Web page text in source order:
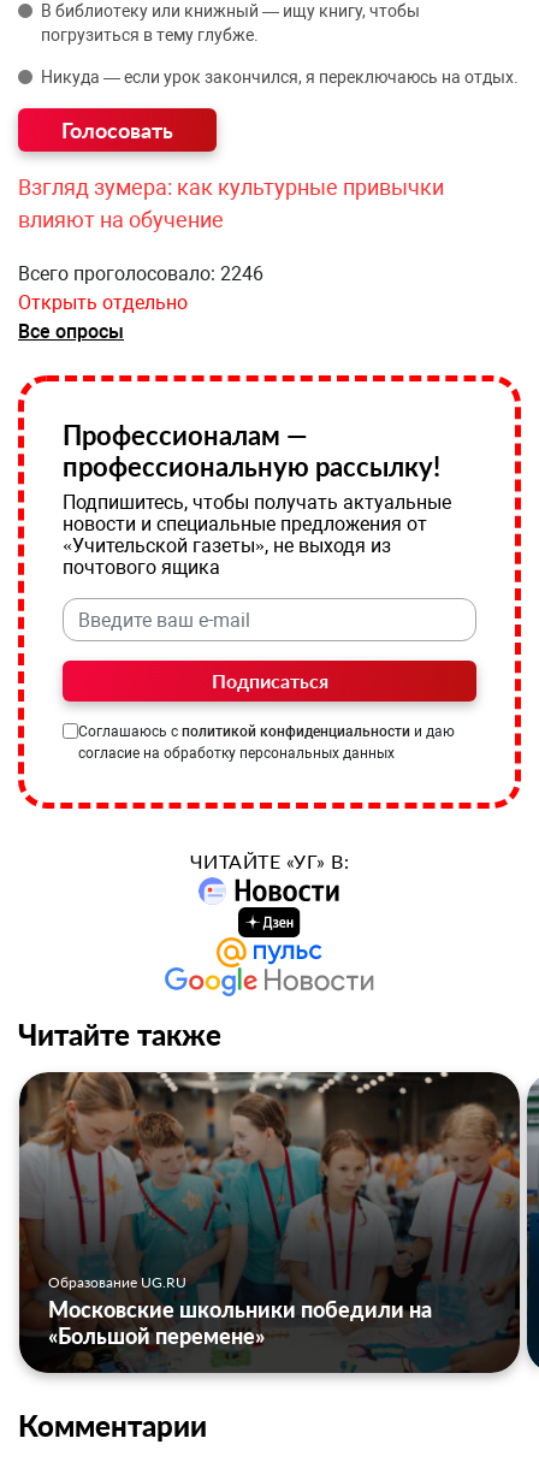
В библиотеку или книжный — ищу книгу, чтобы
погрузиться в тему глубже.
Никуда — если урок закончился, я переключаюсь на отдых.
Взгляд зумера: как культурные привычки
влияют на обучение
Всего проголосовало: 2246
Открыть отдельно
Все опросы
Профессионалам —
профессиональную рассылку!
Подпишитесь, чтобы получать актуальные
новости и специальные предложения от
«Учительской газеты», не выходя из
почтового ящика
Подписаться
Соглашаюсь с политикой конфиденциальности и даю
согласие на обработку персональных данных
ЧИТАЙТЕ «УГ» В:
Читайте также
Образование UG.RU
Московские школьники победили на
«Большой перемене»
Комментарии